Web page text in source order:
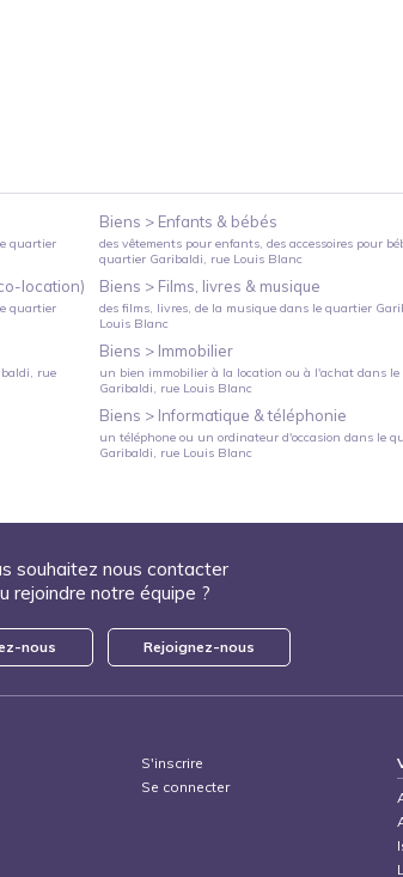
quartier
location)
quartier
, rue
Biens > Enfants & bébés
des vêtements pour enfants, des accessoires pour
quartier Garibaldi, rue Louis Blanc
Biens > Films, livres & musique
des films, livres, de la musiquedans le quartier
Louis Blanc
Biens > Immobilier
un bien immobilier à la location ou à l'achatdans le
Garibaldi, rue Louis Blanc
Biens > Informatique & téléphonie
un téléphone ou un ordinateur d'occasion dans le
Garibaldi, rue Louis Blanc
souhaitez nous contacter
rejoindre notre équipe ?
nous Rejoignez-nous
S'inscrire
Se connecter